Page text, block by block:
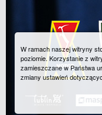
W ramach naszej witryny
poziomie. Korzystanie z
zamieszczane w Państwa
zmiany ustawień